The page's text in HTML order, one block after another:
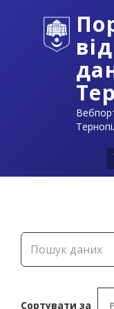
Сортувати за